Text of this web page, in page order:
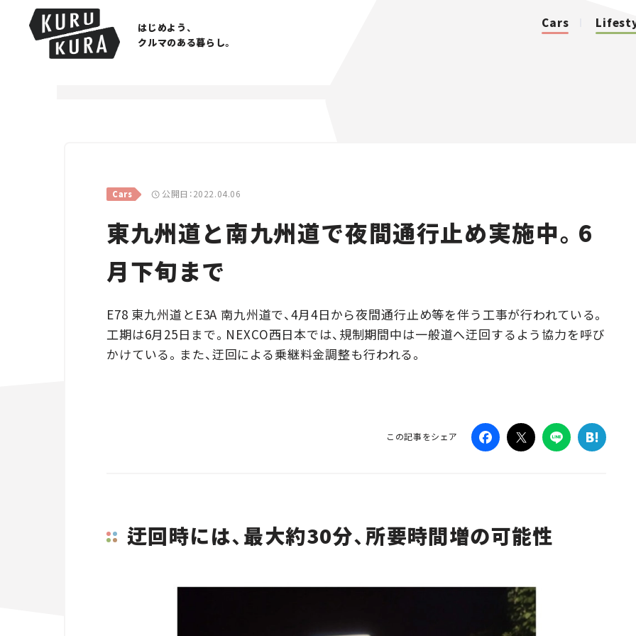
はじめよう、
クルマのある暮らし。
Cars
Cars 公開日：2022.04.06
東九州道と南九州道で夜間通行止め実施中。6
月下旬まで
E78 東九州道とE3A 南九州道で、4月4日から夜間通行止め等を伴う工事が行われている。
工期は6月25日まで。NEXCO西日本では、規制期間中は一般道へ迂回するよう協力を呼び
かけている。また、迂回による乗継料金調整も行われる。
この記事をシェア
迂回時には、最大約30分、所要時間増の可能性
Traffic
Series